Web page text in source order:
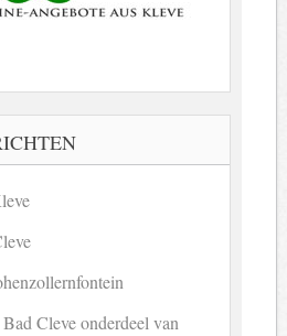
Cleve onderdeel van